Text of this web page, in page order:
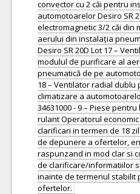
convector cu 2 căi pentru
automotoarelor Desiro SR
electromagnetic 3/2 căi din
aerului din instalația
Desiro SR 20D Lot 17 –
modulul de purificare al
pneumatică de pe
18 – Ventilator radial
climatizare a
34631000 - 9 – Piese
rulant Operatorul
clarificari in termen de 18
de depunere a ofertelor,
raspunzand in mod clar si
de clarificare/informatiilor
inainte de termenul stabilit
ofertelor.